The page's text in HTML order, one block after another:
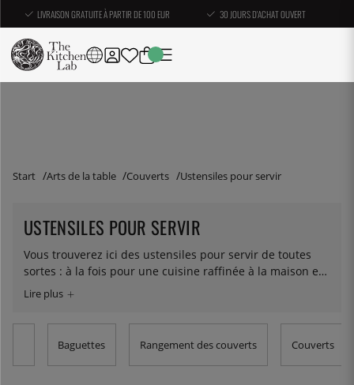
LIVRAISON GRATUITE À PARTIR DE 100 EUR 30 JOURS D'ACHAT OUVERT
Start Arts de la table Couverts Ustensiles pour servir
USTENSILES POUR SERVIR
Vous trouverez ici des ustensiles pour servir de toutes
sortes : à la fois pour une cuisine raffinée à la maison et
pour un service efficace lors de buffets. Nous avons une
large gamme de pinces, louches, fourchettes et autres
articles amusants pour le service.
Baguettes Rangement des couverts Couverts